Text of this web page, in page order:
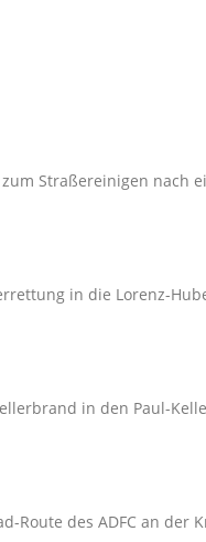
Straßereinigen nach
in die Lorenz-
in den Paul-
Route des ADFC an der